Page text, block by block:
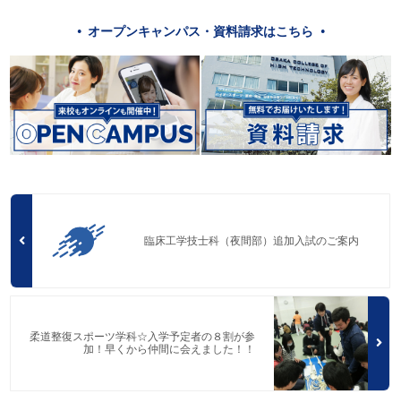
オープンキャンパス・資料請求はこちら
臨床工学技士科（夜間部）追加入試のご案内
柔道整復スポーツ学科☆入学予定者の８割が参
加！早くから仲間に会えました！！